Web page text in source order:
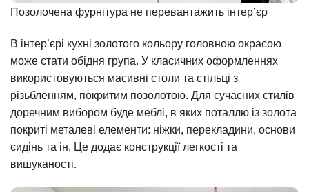
Позолочена фурнітура не перевантажить інтер’єр
В інтер’єрі кухні золотого кольору головною окрасою
може стати обідня група. У класичних оформленнях
використовуються масивні столи та стільці з
різьбленням, покритим позолотою. Для сучасних стилів
доречним вибором буде меблі, в яких поталлю із золота
покриті металеві елементи: ніжки, перекладини, основи
сидінь та ін. Це додає конструкції легкості та
вишуканості.